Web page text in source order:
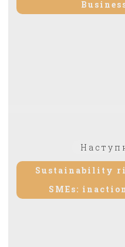
Sustainability
SMEs: